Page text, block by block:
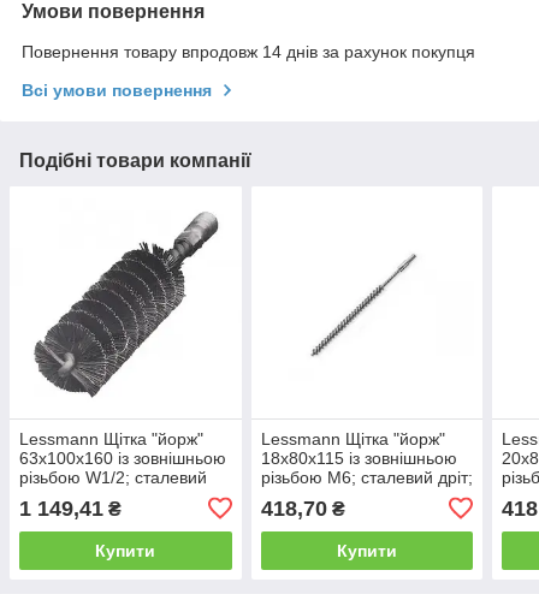
Умови повернення
Повернення товару впродовж 14 днів за рахунок покупця
Всі умови повернення
Подібні товари компанії
Lessmann Щітка "йорж"
63х100х160 із зовнішньою
різьбою W1/2; сталевий
нержавіючий прямий дріт
0,30 мм
1 149,41 ₴
Купити
Lessmann Щітка "йорж"
18х80х115 із зовнішньою
різьбою М6; сталевий дріт;
418,70₴
Купити